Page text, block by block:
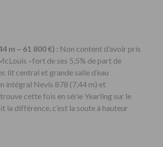
m – 61 800 €) : Non content d’avoir pris
–fort de ses 5,5% de part de
lit central et grande salle d’eau
intégral Nevis 878 (7,44 m) et
cette fois en série Yearling sur le
la différence, c’est la soute à hauteur